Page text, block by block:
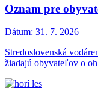
Oznam pre
Dátum: 31. 7. 2026
Stredoslovenská
žiadajú obyvateľov o